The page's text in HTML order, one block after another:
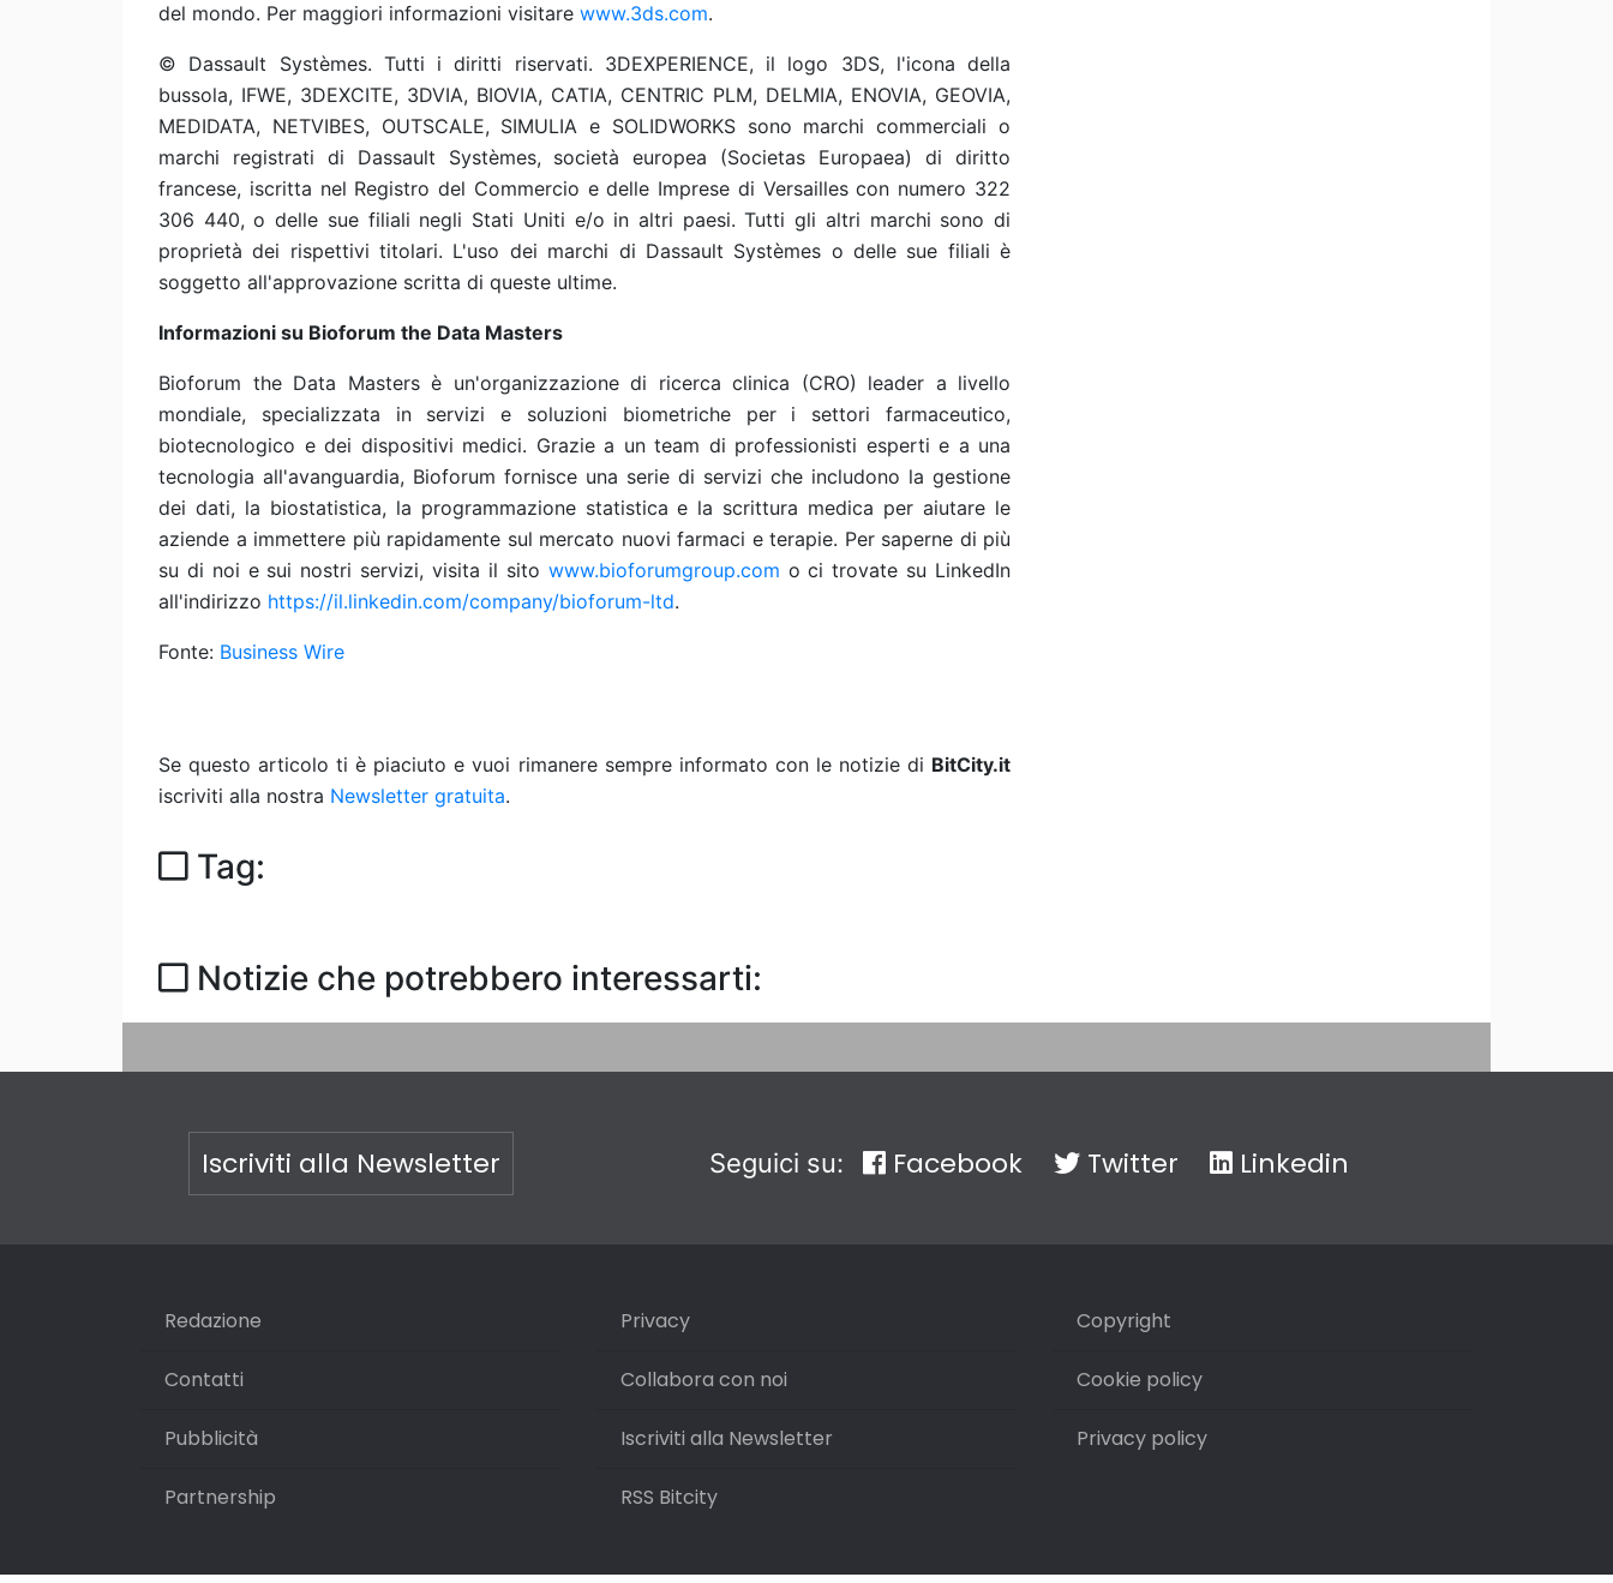
del mondo. Per maggiori informazioni visitare www.3ds.com.
© Dassault Systèmes. Tutti i diritti riservati. 3DEXPERIENCE, il logo 3DS, l'icona della
bussola, IFWE, 3DEXCITE, 3DVIA, BIOVIA, CATIA, CENTRIC PLM, DELMIA, ENOVIA, GEOVIA,
MEDIDATA, NETVIBES, OUTSCALE, SIMULIA e SOLIDWORKS sono marchi commerciali o
marchi registrati di Dassault Systèmes, società europea (Societas Europaea) di diritto
francese, iscritta nel Registro del Commercio e delle Imprese di Versailles con numero 322
306 440, o delle sue filiali negli Stati Uniti e/o in altri paesi. Tutti gli altri marchi sono di
proprietà dei rispettivi titolari. L'uso dei marchi di Dassault Systèmes o delle sue filiali è
soggetto all'approvazione scritta di queste ultime.
Informazioni su Bioforum the Data Masters
Bioforum the Data Masters è un'organizzazione di ricerca clinica (CRO) leader a livello
mondiale, specializzata in servizi e soluzioni biometriche per i settori farmaceutico,
biotecnologico e dei dispositivi medici. Grazie a un team di professionisti esperti e a una
tecnologia all'avanguardia, Bioforum fornisce una serie di servizi che includono la gestione
dei dati, la biostatistica, la programmazione statistica e la scrittura medica per aiutare le
aziende a immettere più rapidamente sul mercato nuovi farmaci e terapie. Per saperne di più
su di noi e sui nostri servizi, visita il sito www.bioforumgroup.com o ci trovate su LinkedIn
all'indirizzo https://il.linkedin.com/company/bioforum-ltd.
Fonte: Business Wire
Se questo articolo ti è piaciuto e vuoi rimanere sempre informato con le notizie di BitCity.it
iscriviti alla nostra Newsletter gratuita.
Tag:
Notizie che potrebbero interessarti:
Iscriviti alla Newsletter Seguici su: Facebook Twitter Linkedin
Redazione
Contatti
Pubblicità
Partnership
Privacy
Collabora con noi
Iscriviti alla Newsletter
RSS Bitcity
Copyright
Cookie policy
Privacy policy